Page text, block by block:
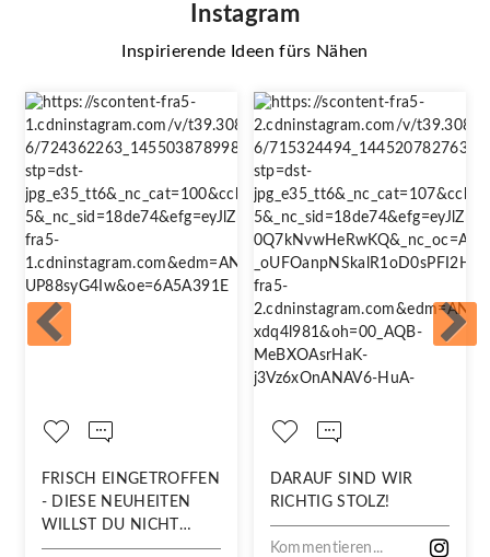
Instagram
Inspirierende Ideen fürs Nähen
FRISCH EINGETROFFEN
- DIESE NEUHEITEN
WILLST DU NICHT
VERPASSEN!
DARAUF SIND WIR
RICHTIG STOLZ!
Kommentieren...